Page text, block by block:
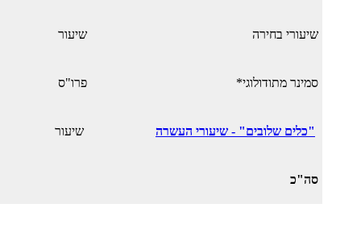
שיעורי בחירה שיעור
סמינר מתודולוגי* פרו"ס
"כלים שלובים" - שיעורי העשרה שיעור
סה"כ